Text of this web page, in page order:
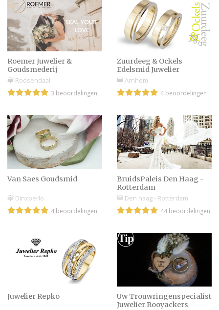
Roemer Juwelier &
Goudsmederij
Roosendaal
3 beoordelingen
Zuurdeeg & Ockels
Edelsmid Juwelier
Arnhem
4 beoordelingen
Van Saes Goudsmid
Dinxperlo
4 beoordelingen
BruidsPaleis Den Haag -
Rotterdam
Den haag - Rotterdam
44 beoordelingen
Juwelier Repko
Uw Trouwringenspecialist
Juwelier Rooyackers
Hoe je een trouwring of
steentjes in de ring kunt
schoonmaken?
Hoeveel geld uitgeven
aan de verlovingsring?
Alle soorten ringen